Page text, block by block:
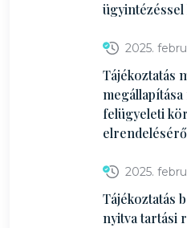
ügyintézéssel
2025.
Tájékoztatás
felügyeleti
2025.
Tájékoztatás
nyitva tartási